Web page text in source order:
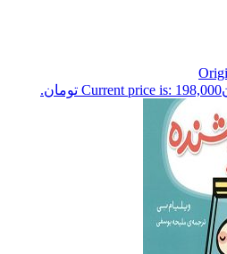
Current price is: 198,000 تومان.